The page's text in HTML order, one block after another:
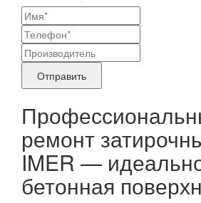
Ваши
контактные
данные
Название
бренда
продукта,
требующего
ремонта
Отправить
ремонт
IMER —
бетонная